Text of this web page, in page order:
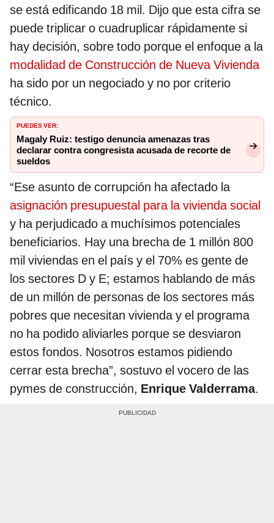
se está edificando 18 mil. Dijo que esta cifra se
puede triplicar o cuadruplicar rápidamente si
hay decisión, sobre todo porque el enfoque a la
modalidad de Construcción de Nueva Vivienda
ha sido por un negociado y no por criterio
técnico.
PUEDES VER:
Magaly Ruiz: testigo denuncia amenazas tras
declarar contra congresista acusada de recorte de
sueldos
“Ese asunto de corrupción ha afectado la
asignación presupuestal para la vivienda social
y ha perjudicado a muchísimos potenciales
beneficiarios. Hay una brecha de 1 millón 800
mil viviendas en el país y el 70% es gente de
los sectores D y E; estamos hablando de más
de un millón de personas de los sectores más
pobres que necesitan vivienda y el programa
no ha podido aliviarles porque se desviaron
estos fondos. Nosotros estamos pidiendo
cerrar esta brecha”, sostuvo el vocero de las
pymes de construcción, Enrique Valderrama.